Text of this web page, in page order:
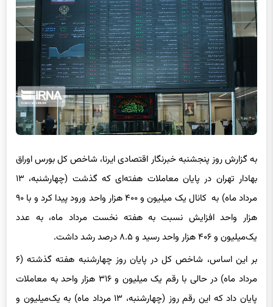
به گزارش روز پنجشنبه خبرنگار اقتصادی ایرنا، شاخص کل بورس اوراق
بهادار تهران در پایان معاملات هفته‌ای که گذشت (چهارشنبه، ۱۳
مرداد ‌ماه) به کانال یک میلیون و ۴۰۰ هزار واحد ورود پیدا کرد و با ۹۰
هزار واحد افزایش نسبت به هفته نخست مرداد ماه، به عدد
یک‌میلیون و ۴۰۶ هزار واحد رسید و ۸.۵ درصد رشد داشت.
بر این اساس، شاخص کل در پایان روز چهارشنبه هفته گذشته (۶
مرداد ماه) در حالی با رقم یک میلیون و ۳۱۶ هزار واحد به معاملات
پایان داد که این رقم روز (چهارشنبه، ۱۳ مرداد ماه) به یک‌میلیون و